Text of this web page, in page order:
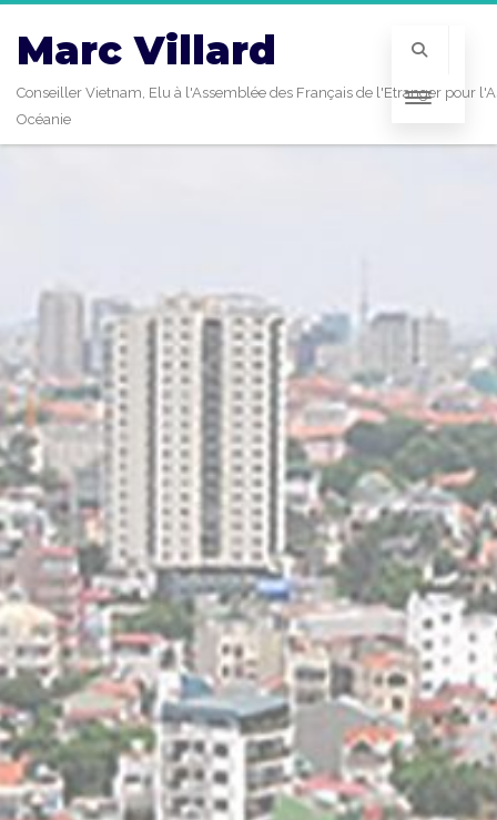
Marc Villard
Conseiller Vietnam, Elu à l'Assemblée des Français de l'Etranger pour
Océanie